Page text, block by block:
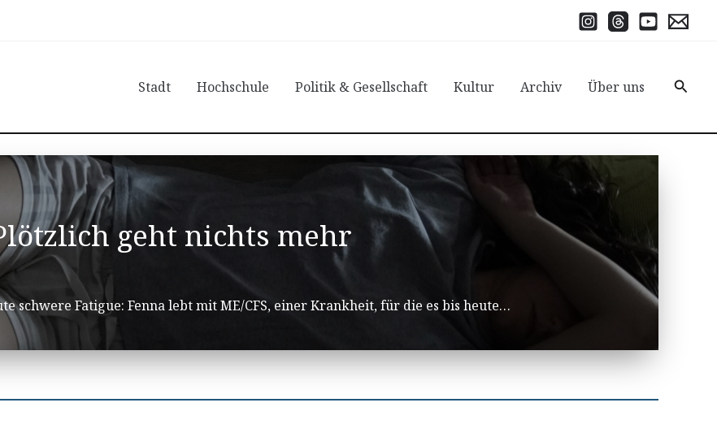
Stadt Hochschule Politik & Gesellschaft Kultur Archiv Über uns
geht nichts mehr
schwere Fatigue: Fenna lebt mit ME/CFS, einer Krankheit, für die es bis heute…